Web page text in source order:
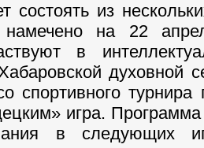
состоять из
намечено на 22
в
духовной
спортивного
игра.
в следующих